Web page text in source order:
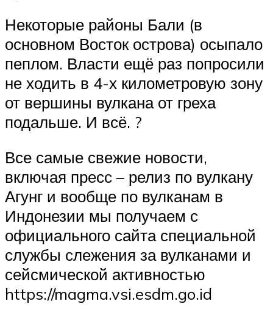
Некоторые районы Бали (в
основном Восток острова) осыпало
пеплом. Власти ещё раз попросили
не ходить в 4-х километровую зону
от вершины вулкана от греха
подальше. И всё. ? ⠀
Все самые свежие новости,
включая пресс – релиз по вулкану
Агунг и вообще по вулканам в
Индонезии мы получаем с
официального сайта специальной
службы слежения за вулканами и
сейсмической активностью
https://magma.vsi.esdm.go.id ⠀